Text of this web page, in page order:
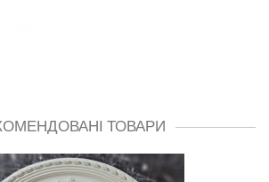
ТОВАРИ